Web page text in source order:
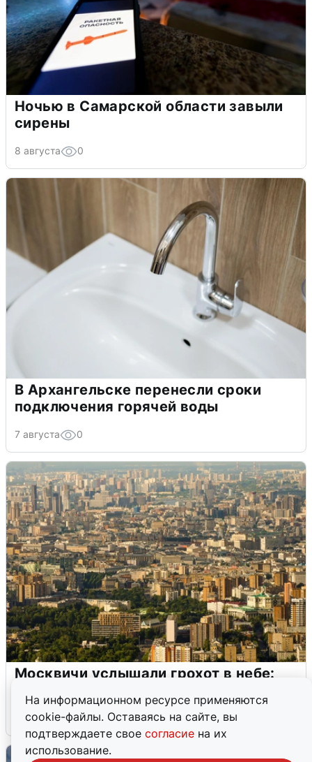
На информационном ресурсе применяются
cookie-файлы. Оставаясь на сайте, вы
подтверждаете свое согласие на их
использование.
Ночью в Самарской области завыли
сирены
8 августа 0
В Архангельске перенесли сроки
подключения горячей воды
7 августа 0
Москвичи услышали грохот в небе:
7 августа 0